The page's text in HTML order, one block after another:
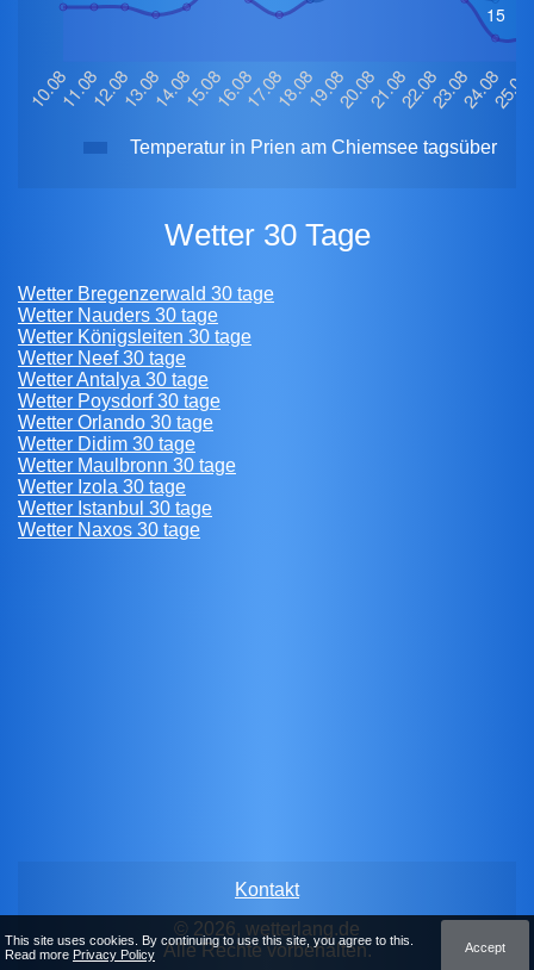
Temperatur in Prien am Chiemsee tagsüber
Wetter 30 Tage
Wetter Bregenzerwald 30 tage
Wetter Nauders 30 tage
Wetter Königsleiten 30 tage
Wetter Neef 30 tage
Wetter Antalya 30 tage
Wetter Poysdorf 30 tage
Wetter Orlando 30 tage
Wetter Didim 30 tage
Wetter Maulbronn 30 tage
Wetter Izola 30 tage
Wetter Istanbul 30 tage
Wetter Naxos 30 tage
Kontakt
© 2026, wetterlang.de
Alle Rechte vorbehalten.
This site uses cookies. By continuing to use this site, you agree to this.
Read more Privacy Policy Accept